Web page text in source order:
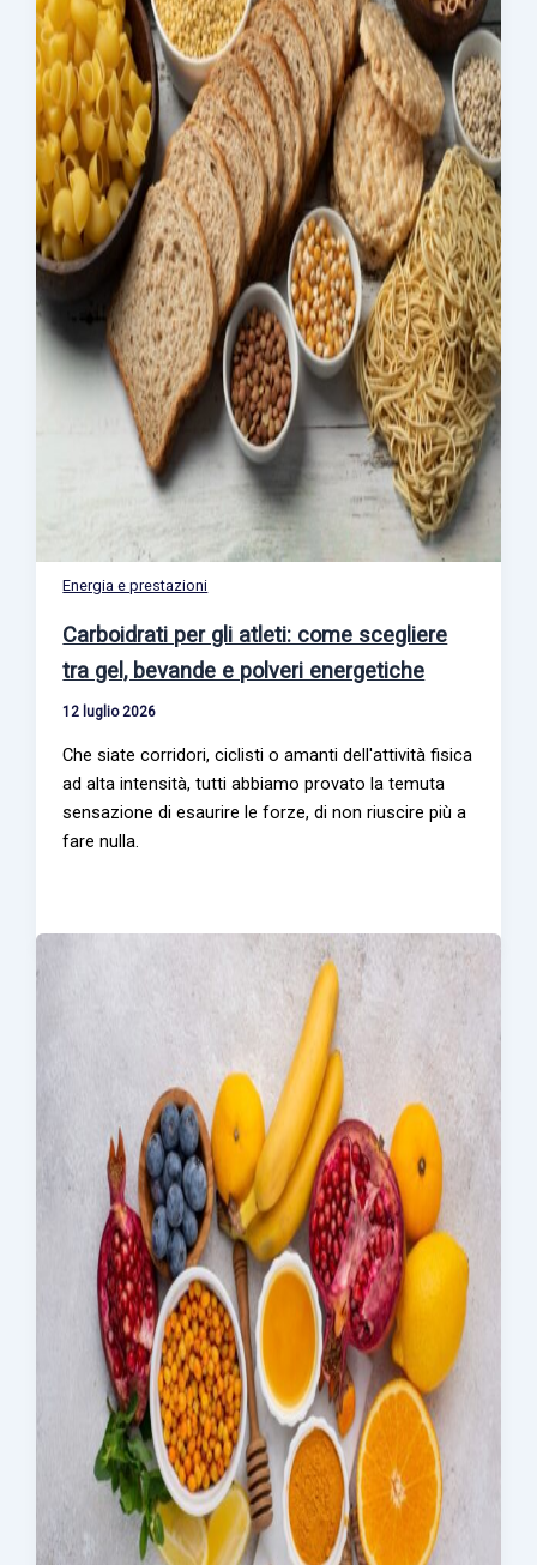
Energia e prestazioni
Carboidrati per gli atleti: come scegliere
tra gel, bevande e polveri energetiche
12 luglio 2026
Che siate corridori, ciclisti o amanti dell'attività fisica
ad alta intensità, tutti abbiamo provato la temuta
sensazione di esaurire le forze, di non riuscire più a
fare nulla.